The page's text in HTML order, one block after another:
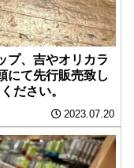
プ、吉やオリカラ
にて先行販売致し
ださい。
2023.07.20